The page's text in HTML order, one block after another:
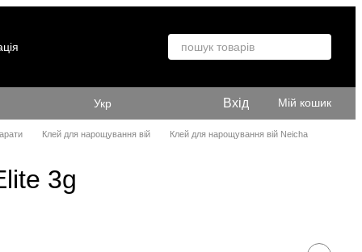
Укр Вхід Мій кошик
Клей для нарощування вій
Клей для нарощування вій Neicha
3g